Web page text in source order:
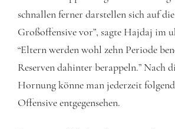
schnallen ferner darstellen sich auf
Großoffensive vor”, sagte Hajdaj im
“Eltern werden wohl zehn Periode
Reserven dahinter berappeln.” Nach
Hornung könne man jederzeit
Offensive entgegensehen.